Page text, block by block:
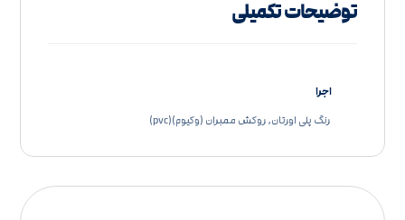
توضیحات تکمیلی
اجرا
رنگ پلی اورتان, روکش ممبران (وکیوم)(pvc)